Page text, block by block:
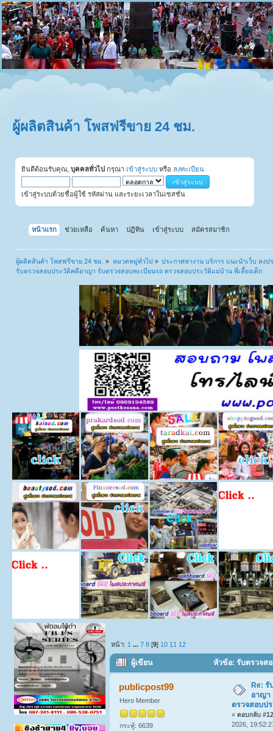
ผู้ผลิตสินค้า โพสฟรีขาย 24 ชม.
ยินดีต้อนรับคุณ, บุคคลทั่วไป กรุณา เข้าสู่ระบบ หรือ ลงทะเบียน
เข้าสู่ระบบด้วยชื่อผู้ใช้ รหัสผ่าน และระยะเวลาในเซสชั่น
หน้าแรก ช่วยเหลือ ค้นหา ปฏิทิน เข้าสู่ระบบ สมัครสมาชิก
ผู้ผลิตสินค้า โพสฟรีขาย 24 ชม. » หมวดหมู่ทั่วไป » ประกาศหางาน บริการ แนะนำเว็บ ลงป
รับตรวจสอบประวัติคดีอาญา รับตรวจสอบทะเบียนรถ ตรวจสอบประวัติแม่บ้าน พี่เลี้ยงเด็ก
หน้า: 1 ...7 8 [9] 10 11 12
ผู้เขียน หัวข้อ: รับตรวจส
แม่บ้าน พี่เลี้ยงเด็ก (อ่าน 20214 ครั้ง)
publicpost99
Hero Member
กระทู้: 6639
Re: รั
อาญา
ตรวจสอบป
« ตอบกลับ
2026,